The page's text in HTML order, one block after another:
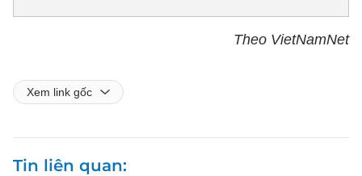
Theo VietNamNet
Xem link gốc
Tin liên quan